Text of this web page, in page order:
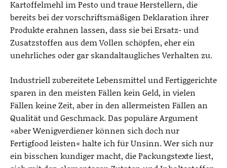
Kartoffelmehl im Pesto und traue Herstellern, die
bereits bei der vorschriftsmäßigen Deklaration ihrer
Produkte erahnen lassen, dass sie bei Ersatz- und
Zusatzstoffen aus dem Vollen schöpfen, eher ein
unehrliches oder gar skandaltaugliches Verhalten zu.
Industriell zubereitete Lebensmittel und Fertiggerichte
sparen in den meisten Fällen kein Geld, in vielen
Fällen keine Zeit, aber in den allermeisten Fällen an
Qualität und Geschmack. Das populäre Argument
»aber Wenigverdiener können sich doch nur
Fertigfood leisten« halte ich für Unsinn. Wer sich nur
ein bisschen kundiger macht, die Packungstexte liest,